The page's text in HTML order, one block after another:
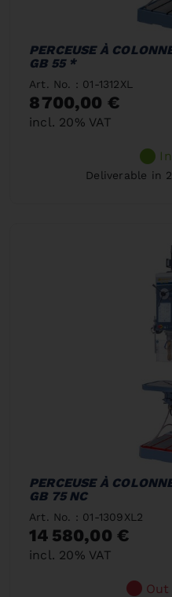
PERCEUSE À
GB 55 *
Art. No. : 01-1312XL
8 700,00 €
incl. 20% VAT
Deliverable in
PERCEUSE À
GB 75 NC
Art. No. : 01-1309XL2
14 580,00 €
incl. 20% VAT